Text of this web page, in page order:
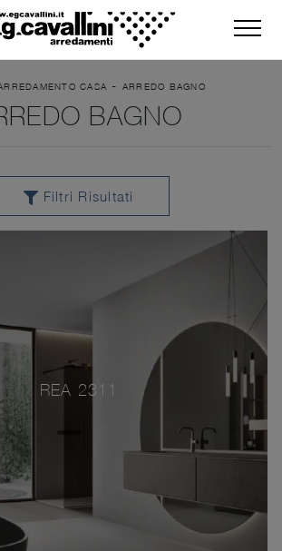
CASA - ARREDO BAGNO
BAGNO
Filtri Risultati
REA 2311